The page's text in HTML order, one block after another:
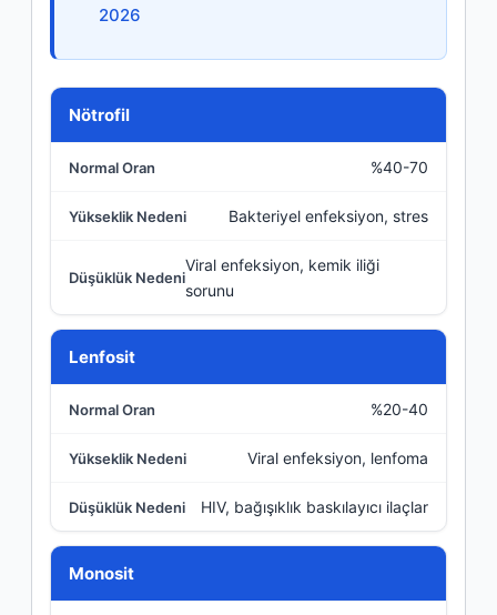
2026
Hücre Tipi
Normal Oran
Yükseklik Nedeni
Düşüklük Nedeni
Nötrofil
%40-70
Bakteriyel enfeksiyon, stres
Viral enfeksiyon, kemik iliği
sorunu
Lenfosit
%20-40
Viral enfeksiyon, lenfoma
HIV, bağışıklık baskılayıcı ilaçlar
Monosit